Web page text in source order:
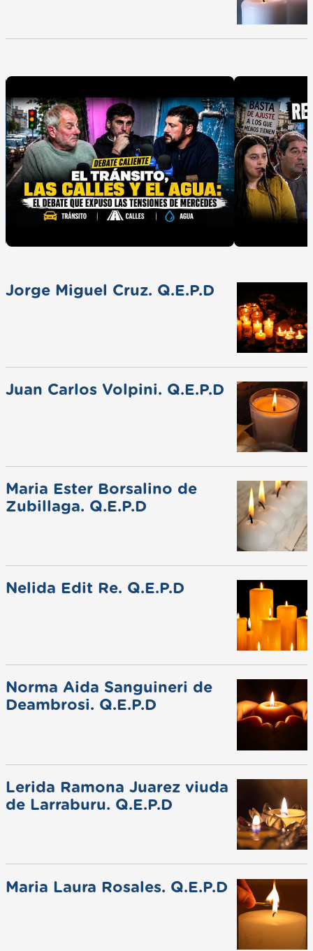
Jorge Miguel Cruz. Q.E.P.D
Juan Carlos Volpini. Q.E.P.D
Maria Ester Borsalino de
Zubillaga. Q.E.P.D
Nelida Edit Re. Q.E.P.D
Norma Aida Sanguineri de
Deambrosi. Q.E.P.D
Lerida Ramona Juarez viuda
de Larraburu. Q.E.P.D
Maria Laura Rosales. Q.E.P.D